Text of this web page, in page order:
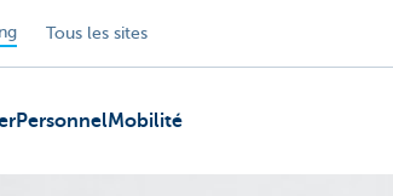
Tous les sites
PersonnelMobilité